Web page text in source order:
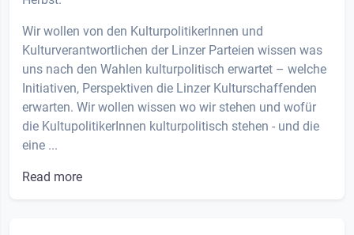
Wir wollen von den KulturpolitikerInnen und
Kulturverantwortlichen der Linzer Parteien wissen was
uns nach den Wahlen kulturpolitisch erwartet – welche
Initiativen, Perspektiven die Linzer Kulturschaffenden
erwarten. Wir wollen wissen wo wir stehen und wofür
die KultupolitikerInnen kulturpolitisch stehen - und die
eine ...
Read more